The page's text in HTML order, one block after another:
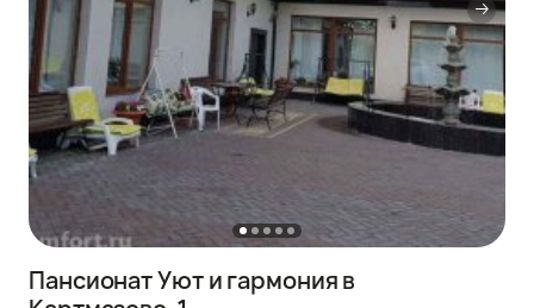
Пансионат Уют и гармония в